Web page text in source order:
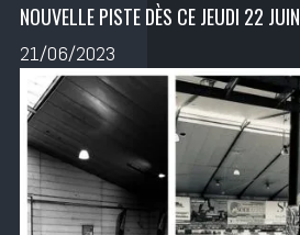
NOUVELLE PISTE DÈS CE JEUDI 22 JUIN
21/06/2023